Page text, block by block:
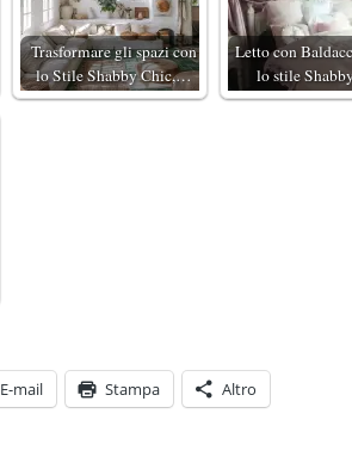
Trasformare gli spazi con
lo Stile Shabby Chic,…
Letto con
lo stile
E-mail Stampa Altro